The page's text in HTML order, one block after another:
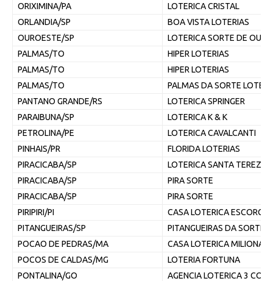
ORIXIMINA/PA
LOTERICA CRISTAL
ORLANDIA/SP
BOA VISTA LOTERIAS
OUROESTE/SP
LOTERICA SORTE DE OURO
PALMAS/TO
HIPER LOTERIAS
PALMAS/TO
HIPER LOTERIAS
PALMAS/TO
PALMAS DA SORTE
PANTANO GRANDE/RS
LOTERICA SPRINGER
PARAIBUNA/SP
LOTERICA K & K
PETROLINA/PE
LOTERICA CAVALCANTI
PINHAIS/PR
FLORIDA LOTERIAS
PIRACICABA/SP
LOTERICA SANTA
PIRACICABA/SP
PIRA SORTE
PIRACICABA/SP
PIRA SORTE
PIRIPIRI/PI
CASA LOTERICA
PITANGUEIRAS/SP
PITANGUEIRAS DA SORTE
POCAO DE PEDRAS/MA
CASA LOTERICA
POCOS DE CALDAS/MG
LOTERIA FORTUNA
PONTALINA/GO
AGENCIA LOTERICA 3